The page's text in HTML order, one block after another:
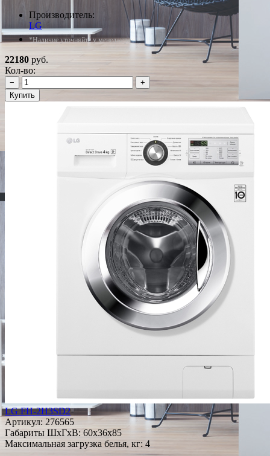
Производитель:
LG
*Наличие уточняйте у менеджера
22180 руб.
Кол-во:
−
+
Купить
LG FH-2H3SD2
Артикул: 276565
Габариты ШxГxВ: 60x36x85
Максимальная загрузка белья, кг: 4